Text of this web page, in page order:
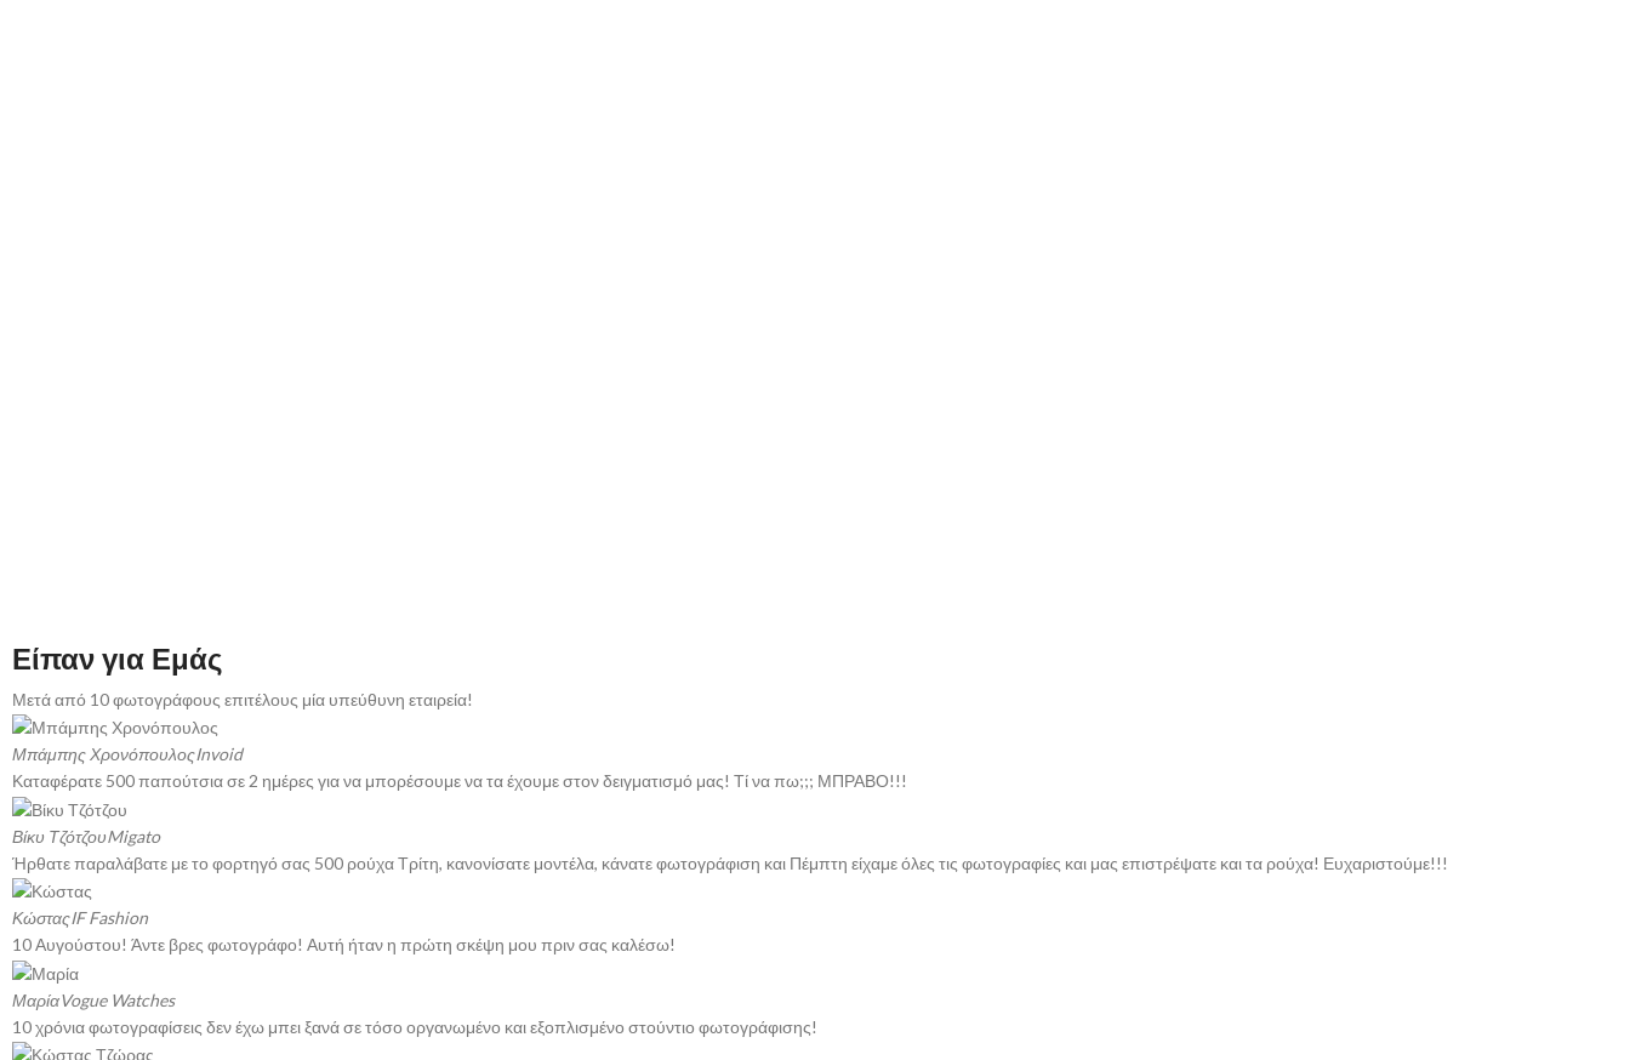
Είπαν για Εμάς
Μετά από 10 φωτογράφους επιτέλους μία υπεύθυνη εταιρεία!
Μπάμπης ΧρονόπουλοςInvoid
Καταφέρατε 500 παπούτσια σε 2 ημέρες για να μπορέσουμε να τα έχουμε στον δειγματισμό μας! Τί να πω;;; ΜΠΡΑΒΟ!!!
Βίκυ ΤζότζουMigato
Ήρθατε παραλάβατε με το φορτηγό σας 500 ρούχα Τρίτη, κανονίσατε μοντέλα, κάνατε φωτογράφιση και Πέμπτη είχαμε όλες τις φωτογραφίες και μας επιστρέψατε και τα ρούχα! Ευχαριστούμε!!!
ΚώσταςIF Fashion
10 Αυγούστου! Άντε βρες φωτογράφο! Αυτή ήταν η πρώτη σκέψη μου πριν σας καλέσω!
ΜαρίαVogue Watches
10 χρόνια φωτογραφίσεις δεν έχω μπει ξανά σε τόσο οργανωμένο και εξοπλισμένο στούντιο φωτογράφισης!